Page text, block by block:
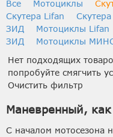
Все Мотоциклы
Скутера Lifan
ЗИД
Мотоциклы Lifan
ЗИД
Мотоциклы
Нет подходящих
попробуйте смягчить
Очистить фильтр
Маневренный,
С началом мотосезона